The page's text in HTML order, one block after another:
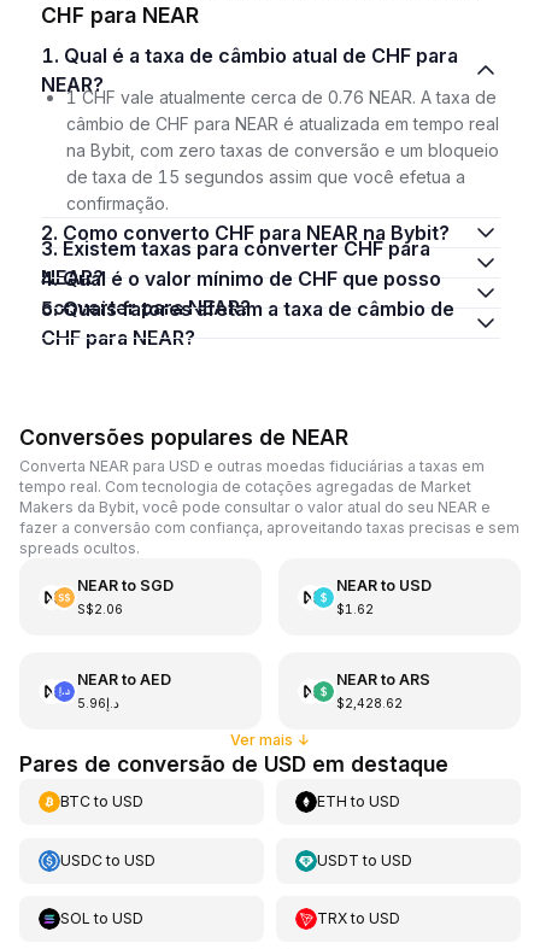
CHF para NEAR
1. Qual é a taxa de câmbio atual de CHF para
NEAR?
1 CHF vale atualmente cerca de 0.76 NEAR. A taxa de
câmbio de CHF para NEAR é atualizada em tempo real
na Bybit, com zero taxas de conversão e um bloqueio
de taxa de 15 segundos assim que você efetua a
confirmação.
2. Como converto CHF para NEAR na Bybit?
3. Existem taxas para converter CHF para
NEAR?
4. Qual é o valor mínimo de CHF que posso
converter para NEAR?
5. Quais fatores afetam a taxa de câmbio de
CHF para NEAR?
Conversões populares de NEAR
Converta NEAR para USD e outras moedas fiduciárias a taxas em
tempo real. Com tecnologia de cotações agregadas de Market
Makers da Bybit, você pode consultar o valor atual do seu NEAR e
fazer a conversão com confiança, aproveitando taxas precisas e sem
spreads ocultos.
NEARto SGD
S$2.06
NEARto USD
$1.62
NEARto AED
د.إ5.96
NEARto ARS
$2,428.62
Ver mais ↓
Pares de conversão de USD em destaque
BTCto USD ETH toUSD
USDCto USD USDT toUSD
SOL to USD TRXtoUSD